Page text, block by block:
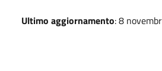
Ultimo aggiornamento: 8